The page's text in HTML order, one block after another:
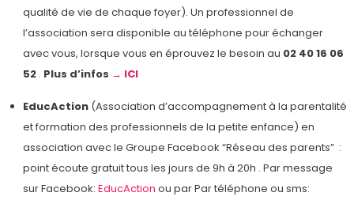
qualité de vie de chaque foyer). Un professionnel de
l’association sera disponible au téléphone pour échanger
avec vous, lorsque vous en éprouvez le besoin au 02 40 16 06
52. Plus d’infos → ICI
EducAction (Association d’accompagnement à la parentalité
et formation des professionnels de la petite enfance) en
association avec le Groupe Facebook “Réseau des parents” :
point écoute gratuit tous les jours de 9h à 20h . Par message
sur Facebook: EducAction ou par Par téléphone ou sms: